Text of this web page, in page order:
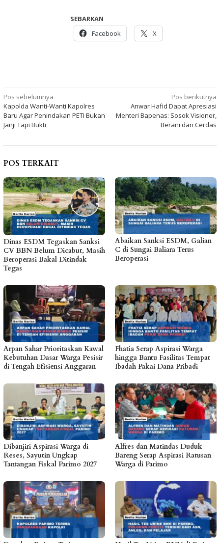
SEBARKAN
Facebook
X
Navigasi
pos
Pos sebelumnya
Kapolda Wanti-Wanti Kapolres
Baru Agar Penindakan PETI Bukan
Janji Tapi Bukti
Pos berikutnya
Anwar Hafid Dapat Apresiasi
Menteri Bapenas: Sosok Visioner,
Berani dan Cerdas
POS TERKAIT
Dinas ESDM Tegaskan Sanksi
CV BBN Belum Dicabut, Masih
Beroperasi Bakal Ditindak
Tegas
Abaikan Sanksi ESDM, Galian
C di Sungai Baliara Terus
Beroperasi
Arpan Sahar Prioritaskan Kawal
Kebutuhan Dasar Warga Pesisir
di Tengah Efisiensi Anggaran
Fhatia Serap Aspirasi Warga
hingga Bantu Fasilitas Tempat
Ibadah Pakai Dana Pribadi
Dibanjiri Aspirasi Warga di
Reses, Sayutin Ungkap
Tantangan Fiskal Parimo 2027
Alfres dan Matindas Duduk
Bareng Serap Aspirasi Ratusan
Warga di Parimo